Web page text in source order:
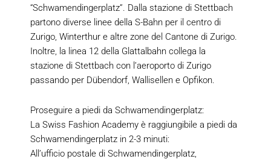
“Schwamendingerplatz”. Dalla stazione di Stettbach
partono diverse linee della S-Bahn per il centro di
Zurigo, Winterthur e altre zone del Cantone di Zurigo.
Inoltre, la linea 12 della Glattalbahn collega la
stazione di Stettbach con l’aeroporto di Zurigo
passando per Dübendorf, Wallisellen e Opfikon.
Proseguire a piedi da Schwamendingerplatz:
La Swiss Fashion Academy è raggiungibile a piedi da
Schwamendingerplatz in 2-3 minuti:
All’ufficio postale di Schwamendingerplatz,